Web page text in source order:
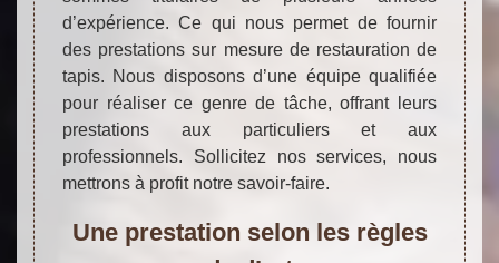
d’expérience. Ce qui nous permet de fournir
des prestations sur mesure de restauration de
tapis. Nous disposons d’une équipe qualifiée
pour réaliser ce genre de tâche, offrant leurs
prestations aux particuliers et aux
professionnels. Sollicitez nos services, nous
mettrons à profit notre savoir-faire.
Une prestation selon les règles